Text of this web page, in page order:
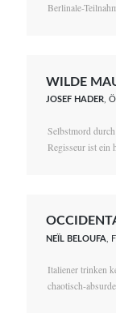
Berlinale-
WILDE
JOSEF HADER ,
Selbstmord
Regisseur ist ein
NEÏL BELOUFA ,
Italiener trinken
chaotisch-